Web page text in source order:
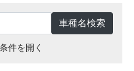
車種名検索
件を開く